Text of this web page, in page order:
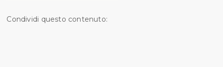
Condividi questo contenuto: